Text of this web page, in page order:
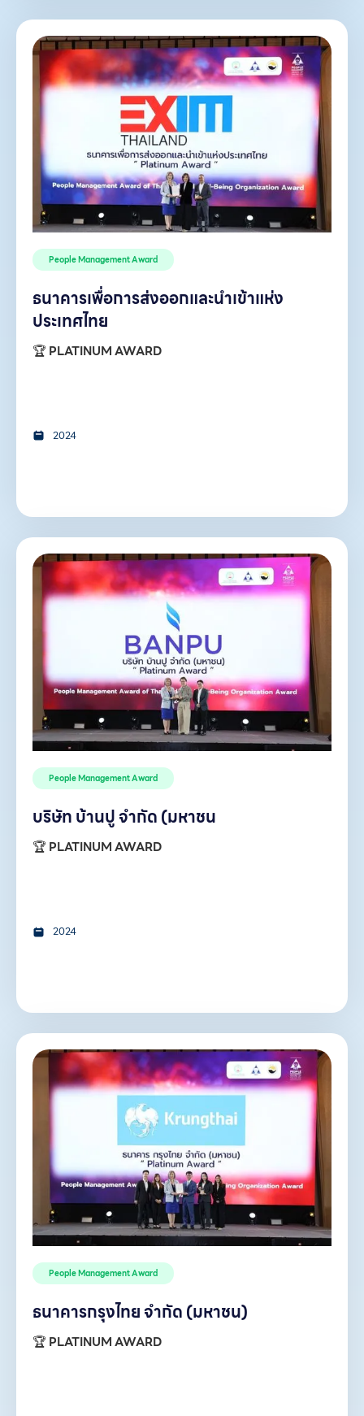
People Management Award
ธนาคารเพื่อการส่งออกและนำเข้าแห่ง
ประเทศไทย
🏆 PLATINUM AWARD
2024
People Management Award
บริษัท บ้านปู จำกัด (มหาชน
🏆 PLATINUM AWARD
2024
People Management Award
ธนาคารกรุงไทย จำกัด (มหาชน)
🏆 PLATINUM AWARD